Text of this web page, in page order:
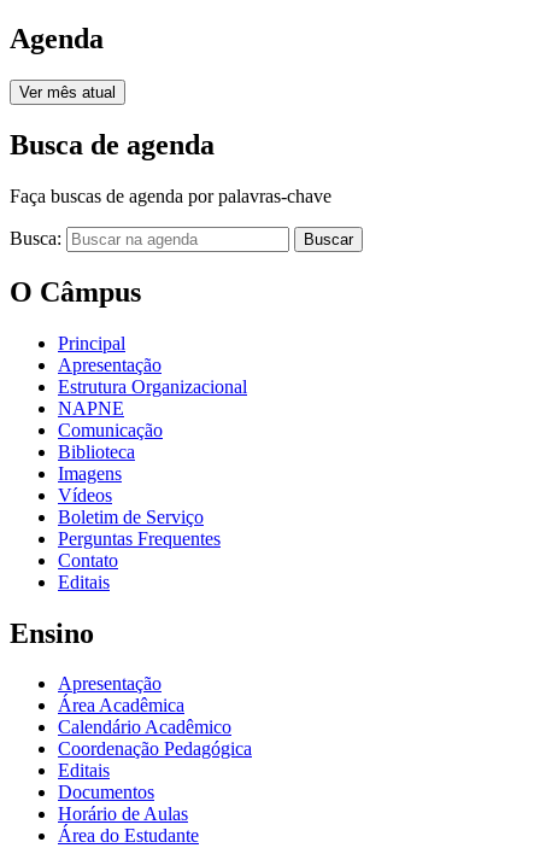
Agenda
Ver mês atual
Busca de agenda
Faça buscas de agenda por palavras-chave
Busca: Buscar
O Câmpus
Principal
Apresentação
Estrutura Organizacional
NAPNE
Comunicação
Biblioteca
Imagens
Vídeos
Boletim de Serviço
Perguntas Frequentes
Contato
Editais
Ensino
Apresentação
Área Acadêmica
Calendário Acadêmico
Coordenação Pedagógica
Editais
Documentos
Horário de Aulas
Área do Estudante